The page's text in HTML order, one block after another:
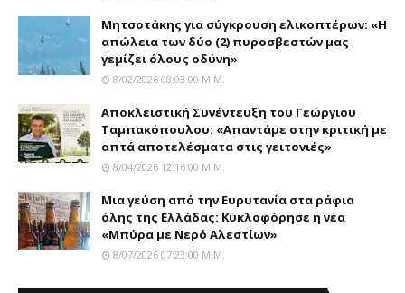
Μητσοτάκης για σύγκρουση ελικοπτέρων: «Η
απώλεια των δύο (2) πυροσβεστών μας
γεμίζει όλους οδύνη»
8/02/2026 08:03:00 Μ.μ.
Αποκλειστική Συνέντευξη του Γεώργιου
Ταμπακόπουλου: «Απαντάμε στην κριτική με
απτά αποτελέσματα στις γειτονιές»
8/04/2026 12:16:00 Μ.μ.
Mια γεύση από την Eυρυτανία στα ράφια
όλης της Ελλάδας: Κυκλοφόρησε η νέα
«Μπύρα με Nερό Aλεστίων»
8/07/2026 07:23:00 Μ.μ.